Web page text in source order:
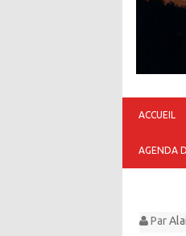
ACCUEIL
AGENDA
Par